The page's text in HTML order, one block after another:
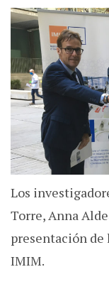
Los
Torre, Anna
presentación de
IMIM.